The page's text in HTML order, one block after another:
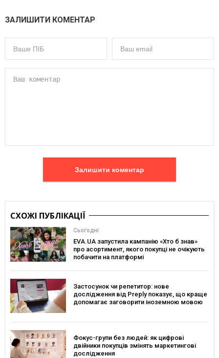
ЗАЛИШИТИ КОМЕНТАР
Залишити коментар
СХОЖІ ПУБЛІКАЦІЇ
Сьогодні
EVA.UA запустила кампанію «Хто б знав»
про асортимент, якого покупці не очікують
побачити на платформі
Застосунок чи репетитор: нове
дослідження від Preply показує, що краще
допомагає заговорити іноземною мовою
Фокус-групи без людей: як цифрові
двійники покупців змінять маркетингові
дослідження